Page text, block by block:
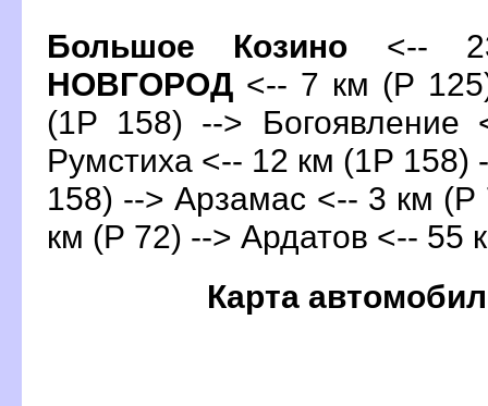
Большое Козино <--
НОВГОРОД <-- 7 км (Р
(1Р 158) -->
Румстиха <-- 12 км (1Р
158) --> Арзамас <-- 3 км
км (Р 72) --> Ардатов <-- 55
Карта